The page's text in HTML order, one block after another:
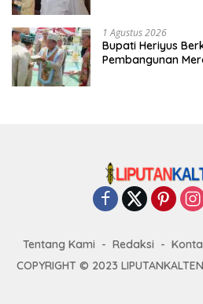
1 Agustus 2026
Bupati Heriyus
Pembangunan
Tentang Kami Redaksi
COPYRIGHT © 2023